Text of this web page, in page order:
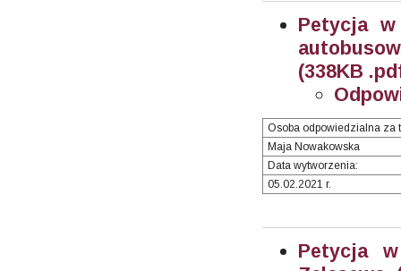
Petycja
(338KB
Osoba odpowiedzialna za
Maja Nowakowska
Data wytworzenia:
05.02.2021 r.
Petycja